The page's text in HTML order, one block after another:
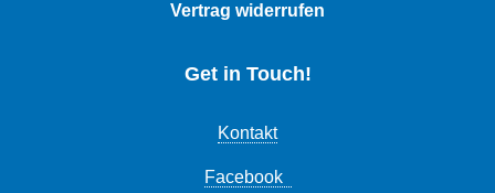
Vertrag widerrufen
Get in Touch!
Kontakt
Facebook